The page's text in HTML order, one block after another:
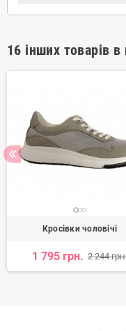
16 інших товарів в
Кросівки чоловічі
1 795 грн. 2 244